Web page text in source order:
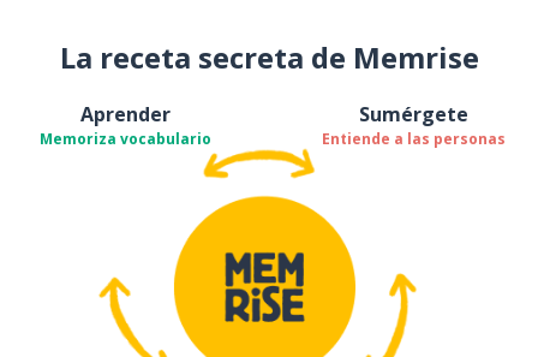
La receta secreta de Memrise
Aprender
Memoriza vocabulario
Sumérgete
Entiende a las personas